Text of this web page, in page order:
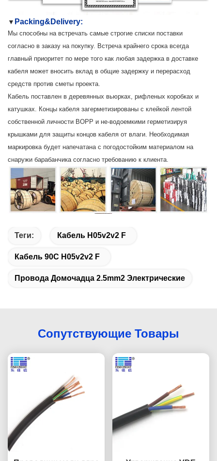
▼ Packing&Delivery:
Мы способны на встречать самые строгие списки поставки
согласно в заказу на покупку. Встреча крайнего срока всегда
главный приоритет по мере того как любая задержка в доставке
кабеля может вносить вклад в общие задержку и перерасход
средств против сметы проекта.
Кабель поставлен в деревянных вьюрках, рифленых коробках и
катушках. Концы кабеля загерметизированы с клейкой лентой
собственной личности BOPP и не-водоемкими герметизируя
крышками для защиты концов кабеля от влаги. Необходимая
маркировка будет напечатана с погодостойким материалом на
снаружи барабанчика согласно требованию к клиента.
Теги: Кабель H05v2v2 F
Кабель 90C H05v2v2 F
Провода Домочадца 2.5mm2 Электрические
Сопутствующие Товары